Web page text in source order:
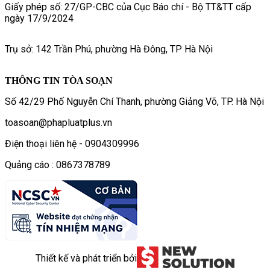
Giấy phép số: 27/GP-CBC của Cục Báo chí - Bộ TT&TT cấp
ngày 17/9/2024
Trụ sở: 142 Trần Phú, phường Hà Đông, TP Hà Nội
THÔNG TIN TÒA SOẠN
Số 42/29 Phố Nguyễn Chí Thanh, phường Giảng Võ, TP. Hà Nội
toasoan@phapluatplus.vn
Điện thoại liên hệ - 0904309996
Quảng cáo : 0867378789
Thiết kế và phát triển bởi